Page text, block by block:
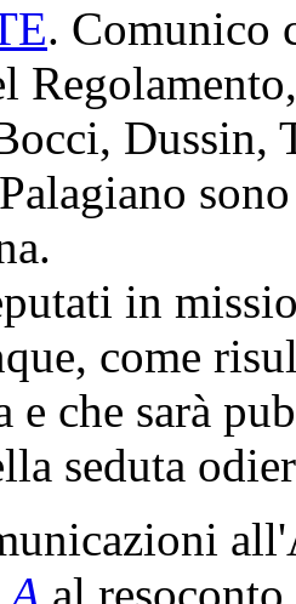
. Comunico
Dussin,
in
come
e che sarà
seduta
A al